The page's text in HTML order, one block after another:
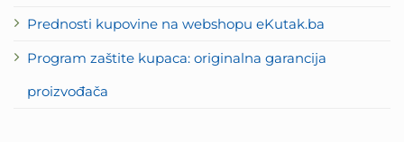
Prednosti kupovine na webshopu eKutak.ba
Program zaštite kupaca: originalna garancija
proizvođača